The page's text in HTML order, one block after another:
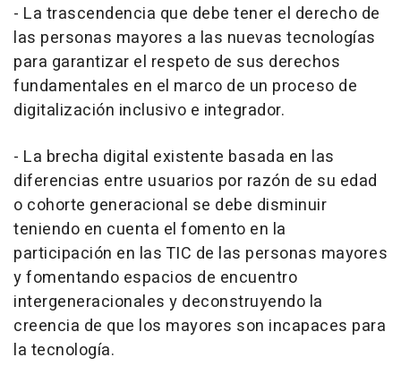
- La trascendencia que debe tener el derecho de
las personas mayores a las nuevas tecnologías
para garantizar el respeto de sus derechos
fundamentales en el marco de un proceso de
digitalización inclusivo e integrador.
- La brecha digital existente basada en las
diferencias entre usuarios por razón de su edad
o cohorte generacional se debe disminuir
teniendo en cuenta el fomento en la
participación en las TIC de las personas mayores
y fomentando espacios de encuentro
intergeneracionales y deconstruyendo la
creencia de que los mayores son incapaces para
la tecnología.